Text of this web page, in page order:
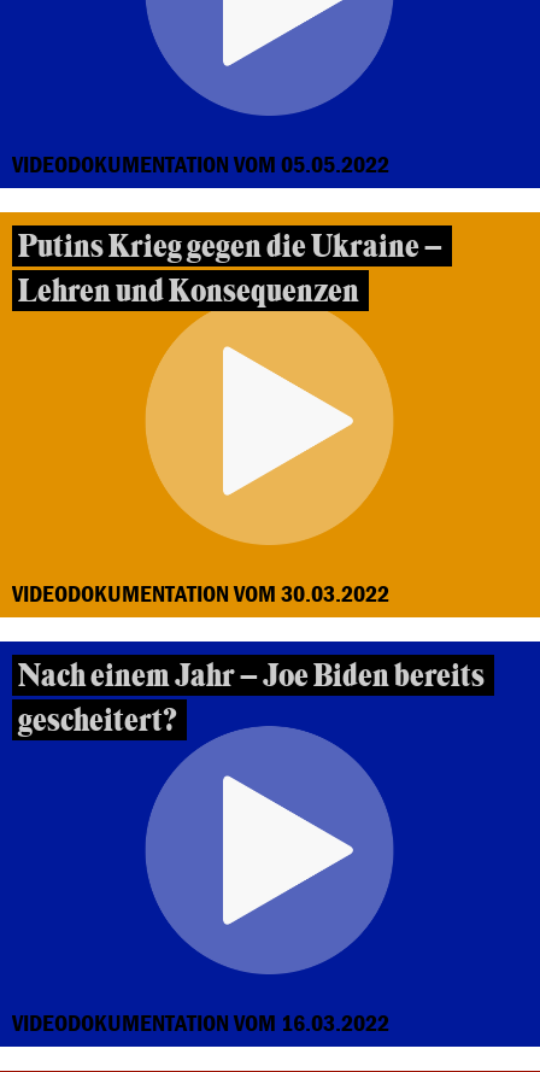
VIDEODOKUMENTATION VOM 05.05.2022
Putins Krieg gegen die Ukraine –
Lehren und Konsequenzen
VIDEODOKUMENTATION VOM 30.03.2022
Nach einem Jahr – Joe Biden bereits
gescheitert?
VIDEODOKUMENTATION VOM 16.03.2022